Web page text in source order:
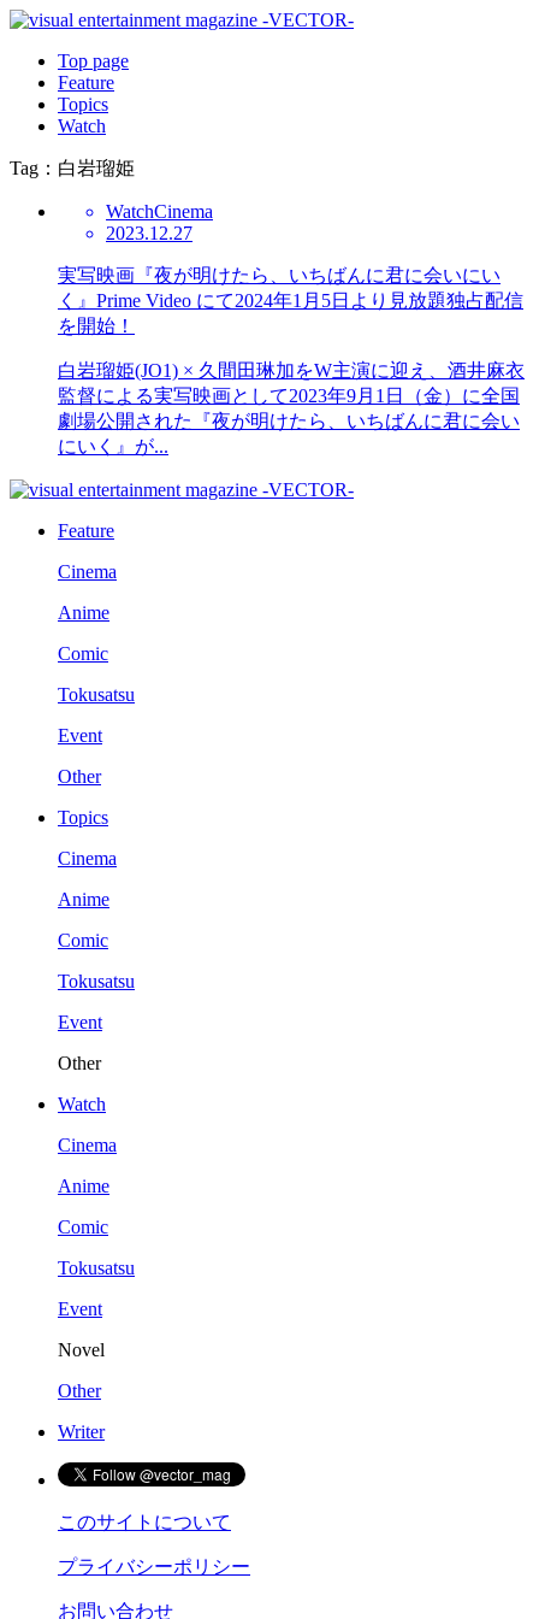
Top page
Feature
Topics
Watch
Tag：白岩瑠姫
WatchCinema
2023.12.27
実写映画『夜が明けたら、いちばんに君に会いにい
く』Prime Video にて2024年1月5日より見放題独占配信
を開始！
白岩瑠姫(JO1) × 久間田琳加をW主演に迎え、酒井麻衣
監督による実写映画として2023年9月1日（金）に全国
劇場公開された『夜が明けたら、いちばんに君に会い
にいく』が...
Feature
Cinema
Anime
Comic
Tokusatsu
Event
Other
Topics
Cinema
Anime
Comic
Tokusatsu
Event
Other
Watch
Cinema
Anime
Comic
Tokusatsu
Event
Novel
Other
Writer
このサイトについて
プライバシーポリシー
お問い合わせ